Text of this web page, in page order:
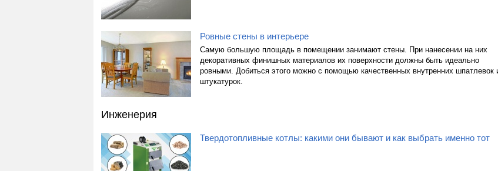
Ровные стены в интерьере
Самую большую площадь в помещении занимают стены. При нанесении на них
декоративных финишных материалов их поверхности должны быть идеально
ровными. Добиться этого можно с помощью качественных внутренних шпатлевок
штукатурок.
Инженерия
Твердотопливные котлы: какими они бывают и как выбрать именно тот